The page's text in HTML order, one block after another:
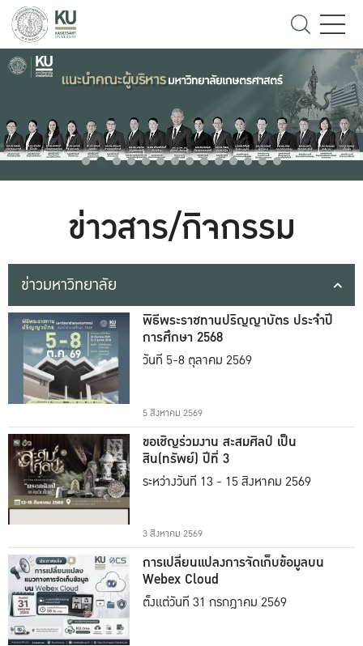
ข่าวสาร/กิจกรรม
ข่าวมหาวิทยาลัย
พิธีพระราชทานปริญญาบัตร ประจำปี
การศึกษา 2568
วันที่ 5-8 ตุลาคม 2569
5 สิงหาคม 2569
ขอเชิญร่วมงาน สะสมศิลป์ เป็น
สิน(ทรัพย์) ปีที่ 3
ระหว่างวันที่ 13 - 15 สิงหาคม 2569
3 สิงหาคม 2569
การเปลี่ยนแปลงการจัดเก็บข้อมูลบน
Webex Cloud
ตั้งแต่วันที่ 31 กรกฎาคม 2569